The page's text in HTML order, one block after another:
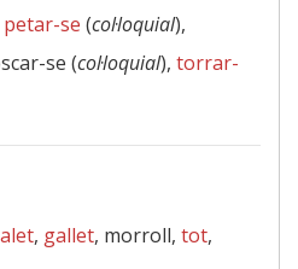
petar-se (col·loquial),
se (col·loquial), torrar-
, gallet, morroll, tot,